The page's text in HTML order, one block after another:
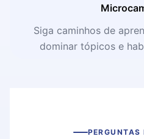
Siga caminhos de
dominar tópicos e
PERGUNTAS